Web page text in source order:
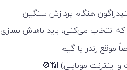
هنگام پردازش سنگین
انتخاب می‌کنی، باید باهاش بسازی
موقع رندر یا گیم